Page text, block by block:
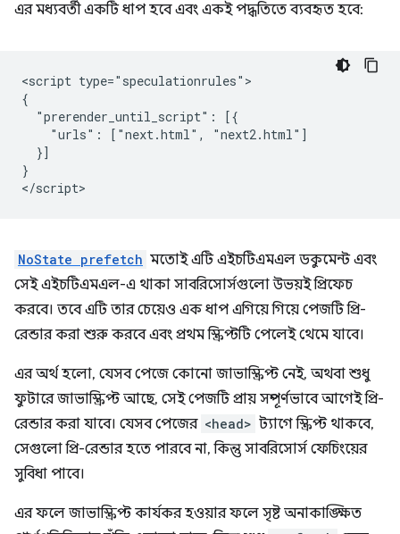
এর মধ্যবর্তী একটি ধাপ হবে এবং একই পদ্ধতিতে ব্যবহৃত হবে:
<script type="speculationrules">
{
  "prerender_until_script": [{
    "urls": ["next.html", "next2.html"]
  }]
}
NoState prefetch মতোই এটি এইচটিএমএল ডকুমেন্ট এবং
সেই এইচটিএমএল-এ থাকা সাবরিসোর্সগুলো উভয়ই প্রিফেচ
করবে। তবে এটি তার চেয়েও এক ধাপ এগিয়ে গিয়ে পেজটি প্রি-
রেন্ডার করা শুরু করবে এবং প্রথম স্ক্রিপ্টটি পেলেই থেমে যাবে।
এর অর্থ হলো, যেসব পেজে কোনো জাভাস্ক্রিপ্ট নেই, অথবা শুধু
ফুটারে জাভাস্ক্রিপ্ট আছে, সেই পেজটি প্রায় সম্পূর্ণভাবে আগেই প্রি-
রেন্ডার করা যাবে। যেসব পেজের <head> ট্যাগে স্ক্রিপ্ট থাকবে,
সেগুলো প্রি-রেন্ডার হতে পারবে না, কিন্তু সাবরিসোর্স ফেচিংয়ের
সুবিধা পাবে।
এর ফলে জাভাস্ক্রিপ্ট কার্যকর হওয়ার ফলে সৃষ্ট অনাকাঙ্ক্ষিত